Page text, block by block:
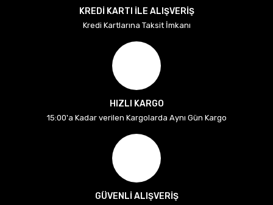
KREDİ KARTI İLE ALIŞVERİŞ
Kredi Kartlarına Taksit İmkanı
HIZLI KARGO
15:00'a Kadar verilen Kargolarda Aynı Gün Kargo
GÜVENLİ ALIŞVERİŞ